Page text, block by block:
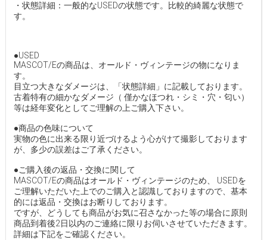
・状態詳細：一般的なUSEDの状態です。比較的綺麗な状態で
す。
●USED
MASCOT/Eの商品は、オールド・ヴィンテージの物になりま
す。
目立つ大きなダメージは、「状態詳細」に記載しております。
古着特有の細かなダメージ（ 僅かなほつれ・シミ・穴・匂い）
等は経年変化としてご理解の上ご購入下さい。
●商品の色味について
実物の色に出来る限り近づけるよう心がけて撮影しております
が、多少の誤差はご了承ください。
●ご購入後の返品・交換に関して
MASCOT/Eの商品はオールド・ヴィンテージのため、 USEDを
ご理解いただいた上でのご購入と認識しておりますので、基本
的には返品・交換はお断りしております。
ですが、どうしても商品がお気に召さなかった等の場合に原則
商品到着後2日以内のご連絡に限りお伺いさせていただきます。
詳細は下記をご確認ください。